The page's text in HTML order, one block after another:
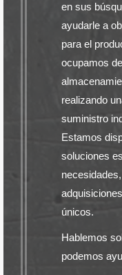
en sus
ayudarle a
para el
ocupamos
realizando
suministro
Estamos
soluciones
únicos.
Hablemos
podemos